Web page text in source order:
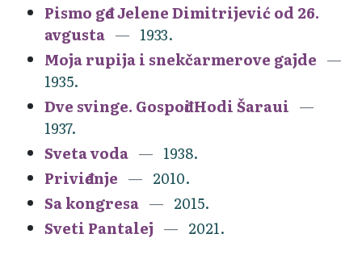
Pismo gđe Jelene Dimitrijević od 26.
avgusta
1933.
Moja rupija i snekčarmerove gajde
1935.
Dve svinge. Gospođi Hodi Šaraui
1937.
Sveta voda
1938.
Priviđenje
2010.
Sa kongresa
2015.
Sveti Pantalej
2021.